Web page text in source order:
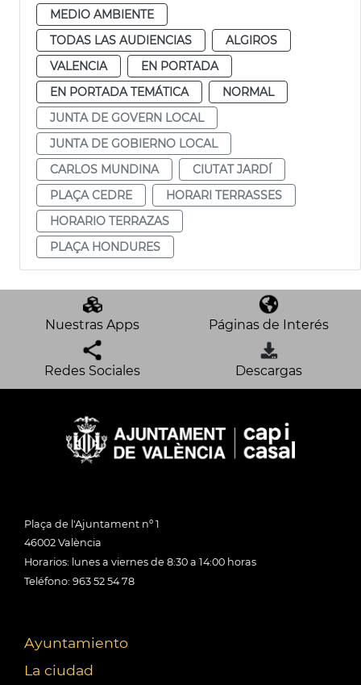
MEDIO AMBIENTE
TODAS LAS AUDIENCIAS
ALGIROS
VALENCIA
EN PORTADA
EN PORTADA TEMÁTICA
NORMAL
JUNTA DE GOVERN LOCAL
JUNTA DE GOBIERNO LOCAL
CARLOS MUNDINA
CIUTAT JARDÍ
PLAÇA CEDRE
HORARI TERRASSES
HORARIO TERRAZAS
PLAÇA HONDURES
Nuestras Apps Páginas de Interés
Redes Sociales Descargas
Plaça de l'Ajuntament nº 1
46002 València
Horarios: lunes a viernes de 8:30 a 14:00 horas
Teléfono: 963 52 54 78
Ayuntamiento
La ciudad